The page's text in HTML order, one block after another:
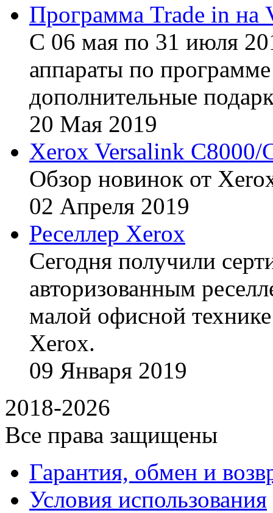
Программа Trade in на
С 06 мая по 31 июля
аппараты по
дополнительные
20 Мая 2019
Xerox Versalink C8000/
Обзор новинок от
02 Апреля 2019
Реселлер Xerox
Сегодня получили
авторизованным
малой офисной
Xerox.
09 Января 2019
2018-2026
Все права защищены
Гарантия, обмен и
Условия использования